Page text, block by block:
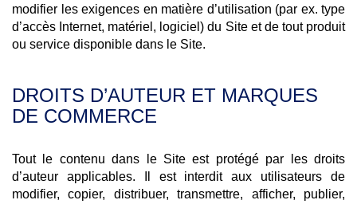
modifier les exigences en matière d’utilisation (par ex. type
d’accès Internet, matériel, logiciel) du Site et de tout produit
ou service disponible dans le Site.
DROITS D’AUTEUR ET MARQUES
DE COMMERCE
Tout le contenu dans le Site est protégé par les droits
d’auteur applicables. Il est interdit aux utilisateurs de
modifier, copier, distribuer, transmettre, afficher, publier,